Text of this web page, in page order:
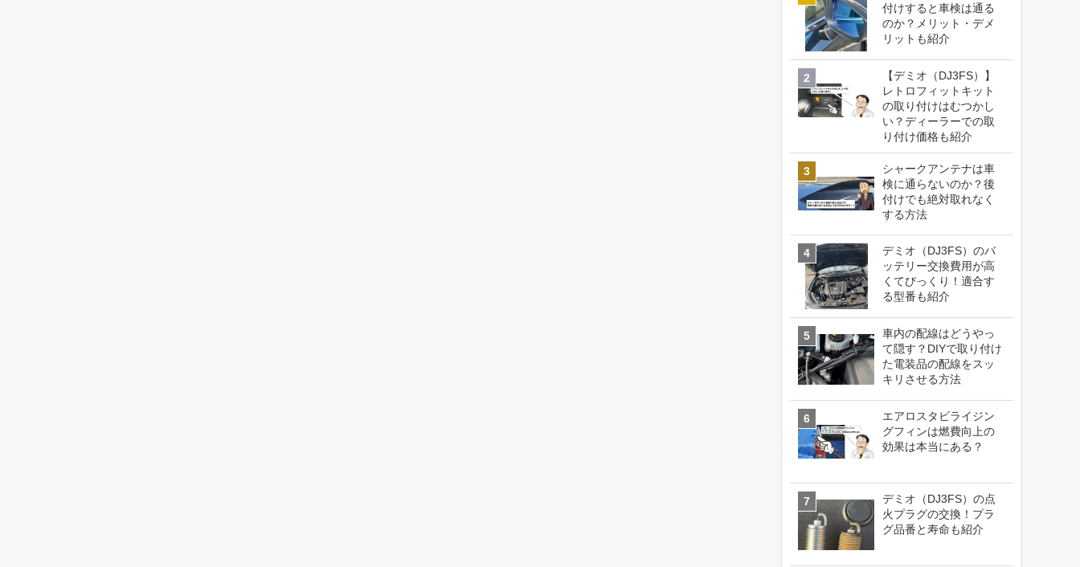
付けすると車検は通る
のか？メリット・デメ
リットも紹介
【デミオ（DJ3FS）】
レトロフィットキット
の取り付けはむつかし
い？ディーラーでの取
り付け価格も紹介
シャークアンテナは車
検に通らないのか？後
付けでも絶対取れなく
する方法
デミオ（DJ3FS）のバ
ッテリー交換費用が高
くてびっくり！適合す
る型番も紹介
車内の配線はどうやっ
て隠す？DIYで取り付け
た電装品の配線をスッ
キリさせる方法
エアロスタビライジン
グフィンは燃費向上の
効果は本当にある？
デミオ（DJ3FS）の点
火プラグの交換！プラ
グ品番と寿命も紹介